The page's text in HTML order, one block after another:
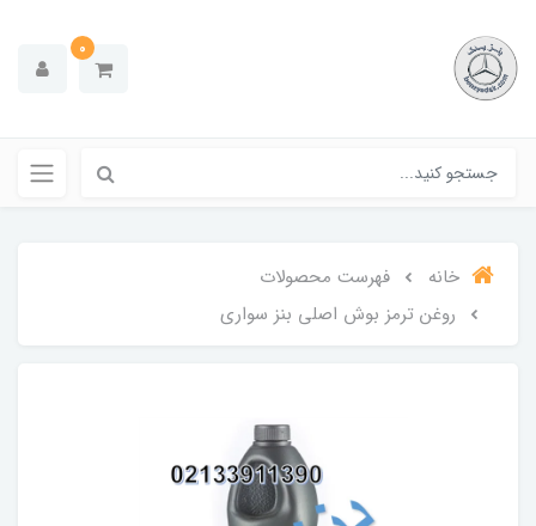
0
خانه
فهرست محصولات
روغن ترمز بوش اصلی بنز سواری